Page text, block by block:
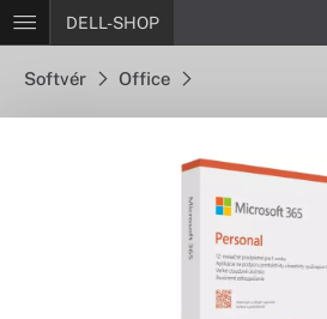
DELL-SHOP
Softvér Office